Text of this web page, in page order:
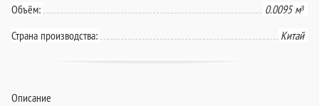
Объём:
0.0095 м³
Страна производства:
Китай
Описание